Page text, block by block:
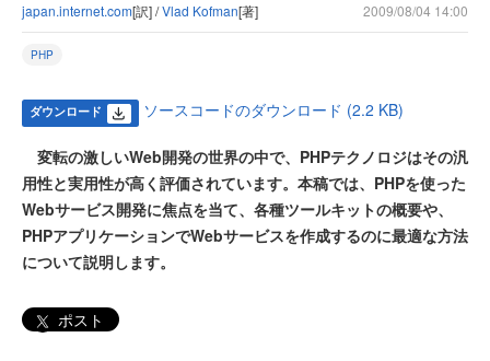
japan.internet.com[訳] /Vlad Kofman[著] 2009/08/04 14:00
PHP
ダウンロード ソースコードのダウンロード (2.2 KB)
変転の激しいWeb開発の世界の中で、PHPテクノロジはその汎
用性と実用性が高く評価されています。本稿では、PHPを使った
Webサービス開発に焦点を当て、各種ツールキットの概要や、
PHPアプリケーションでWebサービスを作成するのに最適な方法
について説明します。
ポスト